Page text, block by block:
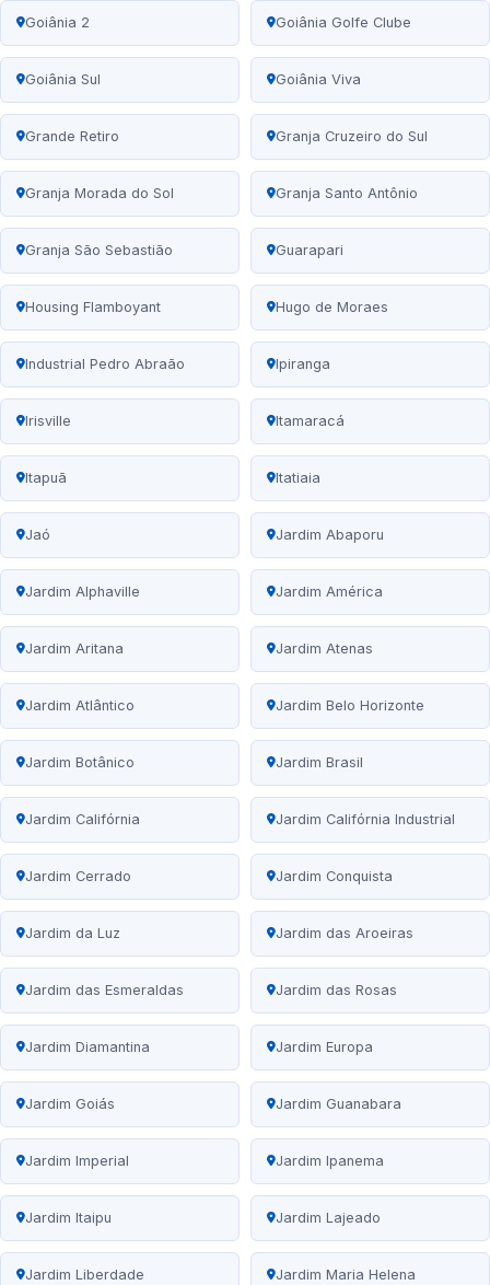
Goiânia 2 Goiânia Golfe Clube
Goiânia Sul Goiânia Viva
Grande Retiro Granja Cruzeiro do Sul
Granja Morada do Sol Granja Santo Antônio
Granja São Sebastião Guarapari
Housing Flamboyant Hugo de Moraes
Industrial Pedro Abraão Ipiranga
Irisville Itamaracá
Itapuã Itatiaia
Jaó Jardim Abaporu
Jardim Alphaville Jardim América
Jardim Aritana Jardim Atenas
Jardim Atlântico Jardim Belo Horizonte
Jardim Botânico Jardim Brasil
Jardim Califórnia Jardim Califórnia Industrial
Jardim Cerrado Jardim Conquista
Jardim da Luz Jardim das Aroeiras
Jardim das Esmeraldas Jardim das Rosas
Jardim Diamantina Jardim Europa
Jardim Goiás Jardim Guanabara
Jardim Imperial Jardim Ipanema
Jardim Itaipu Jardim Lajeado
Jardim Liberdade Jardim Maria Helena